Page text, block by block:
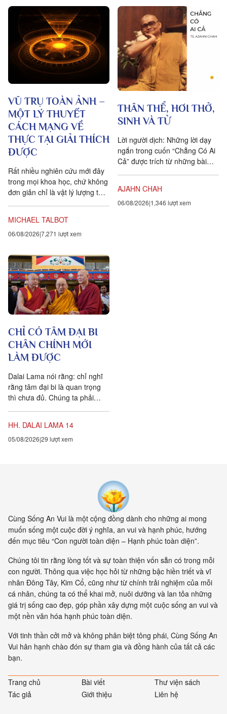
VŨ TRỤ TOÀN ẢNH –
MỘT LÝ THUYẾT
CÁCH MẠNG VỀ
THỰC TẠI GIẢI THÍCH
ĐƯỢC
Rất nhiều nghiên cứu mới đây
trong mọi khoa học, chứ không
đơn giản chỉ là vật lý lượng tử,
chúng ta tưởng. Một câu
chuyện khoa học đang xuất
thấy toàn bộ vật chất tồn tại
trong một mạng nhằng nhịt các
kết nối. Khía cạnh quan trọng
nhất của sự sống không còn là
vật nữa, mà là mối liên hệ giữa
các vật.
MICHAEL TALBOT
06/08/2026 7,271 lượt xem
THÂN THỂ, HƠI THỞ,
SINH VÀ TỬ
Lời người dịch: Những lời dạy
ngắn trong cuốn “Chẳng Có Ai
Cả” được trích từ những bài
AJAHN CHAH
06/08/2026 1,346 lượt xem
CHỈ CÓ TÂM ĐẠI BI
CHÂN CHÍNH MỚI
LÀM ĐƯỢC
Dalai Lama nói rằng: chỉ nghĩ
rằng tâm đại bi là quan trọng
thì chưa đủ. Chúng ta phải
HH. DALAI LAMA 14
05/08/2026 29 lượt xem
Cùng Sống An Vui là một cộng đồng dành cho những ai mong
muốn sống một cuộc đời ý nghĩa, an vui và hạnh phúc, hướng
đến mục tiêu “Con người toàn diện – Hạnh phúc toàn diện”.
Chúng tôi tin rằng lòng tốt và sự toàn thiện vốn sẵn có trong mỗi
con người. Thông qua việc học hỏi từ những bậc hiền triết và vĩ
nhân Đông Tây, Kim Cổ, cũng như từ chính trải nghiệm của mỗi
cá nhân, chúng ta có thể khai mở, nuôi dưỡng và lan tỏa những
giá trị sống cao đẹp, góp phần xây dựng một cuộc sống an vui và
một nền văn hóa hạnh phúc toàn diện.
Với tinh thần cởi mở và không phân biệt tông phái, Cùng Sống An
Vui hân hạnh chào đón sự tham gia và đồng hành của tất cả các
bạn.
Trang chủ Bài viết
Thư viện sách
Tác giả
Giới thiệu Liên hệ